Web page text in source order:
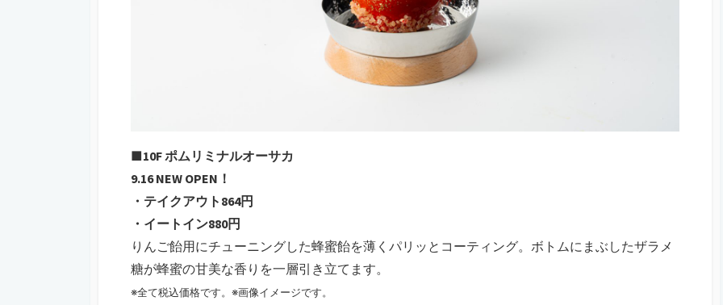
■10F ポムリミナルオーサカ
9.16 NEW OPEN！
・テイクアウト864円
・イートイン880円
りんご飴用にチューニングした蜂蜜飴を薄くパリッとコーティング。ボトムにまぶしたザラメ
糖が蜂蜜の甘美な香りを一層引き立てます。
※全て税込価格です。※画像イメージです。